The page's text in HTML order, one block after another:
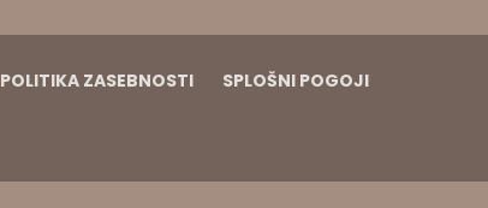
POLITIKA ZASEBNOSTI SPLOŠNI POGOJI